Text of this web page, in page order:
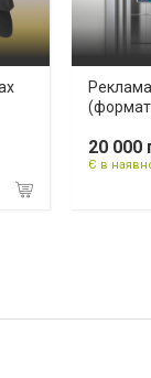
20 000
Є в